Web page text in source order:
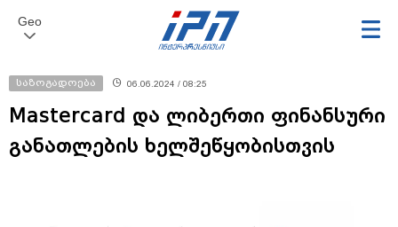
Geo
საზოგადოება 06.06.2024 / 08:25
Mastercard და ლიბერთი ფინანსური
განათლების ხელშეწყობისთვის